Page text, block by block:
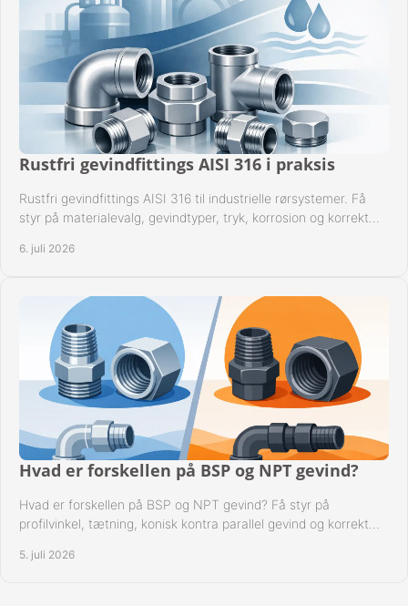
Rustfri gevindfittings AISI 316 i praksis
Rustfri gevindfittings AISI 316 til industrielle rørsystemer. Få
styr på materialevalg, gevindtyper, tryk, korrosion og korrekt
6. juli 2026
Hvad er forskellen på BSP og NPT gevind?
Hvad er forskellen på BSP og NPT gevind? Få styr på
profilvinkel, tætning, konisk kontra parallel gevind og korrekt
5. juli 2026